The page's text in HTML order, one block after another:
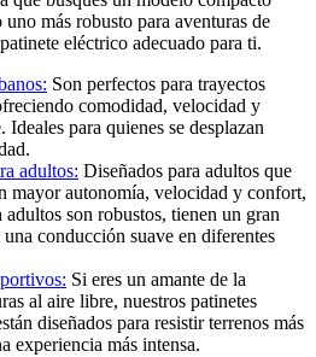
más robusto para aventuras de
eléctrico adecuado para ti.
Son perfectos para trayectos
comodidad, velocidad y
para quienes se desplazan
adultos: Diseñados para adultos que
mayor autonomía, velocidad y confort,
adultos son robustos, tienen un gran
conducción suave en diferentes
Si eres un amante de la
al aire libre, nuestros patinetes
diseñados para resistir terrenos más
experiencia más intensa.